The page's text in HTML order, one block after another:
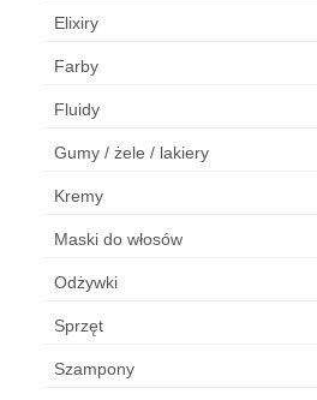
Elixiry
Farby
Fluidy
Gumy / żele / lakiery
Kremy
Maski do włosów
Odżywki
Sprzęt
Szampony